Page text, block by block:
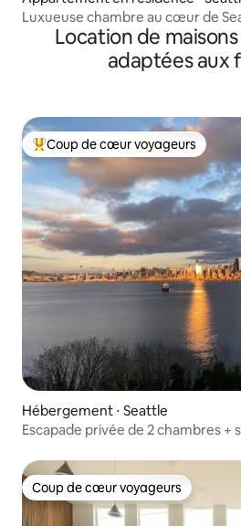
Luxueuse chambre au cœur de
Location de
adaptées aux
Coups de cœur voyageurs les plus
Coup de cœur voyageurs
Hébergement ⋅ Seattle
Escapade privée de 2 chambres +
Coup de cœur voyageurs
Coup de cœur voyageurs